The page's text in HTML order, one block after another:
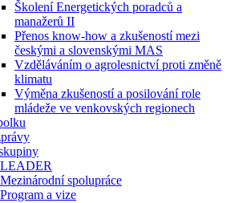
Školení Energetických poradců a
manažerů II
Přenos know-how a zkušeností mezi
českými a slovenskými MAS
Vzděláváním o agrolesnictví proti změně
klimatu
Výměna zkušeností a posilování role
mládeže ve venkovských regionech
spolupráce
a vize